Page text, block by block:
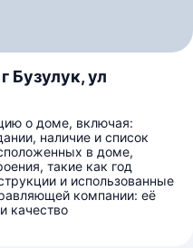
Бузулук, ул
о доме, включая:
наличие и список
в доме,
такие как год
и использованные
компании: её
качество